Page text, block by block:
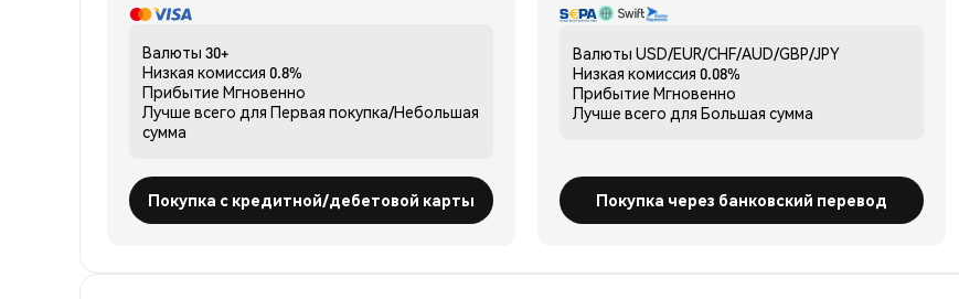
Валюты 30+
Низкая комиссия 0.8%
Прибытие Мгновенно
Лучше всего для Первая покупка/Небольшая
сумма
Покупка с кредитной/дебетовой карты
Валюты USD/EUR/CHF/AUD/GBP/JPY
Низкая комиссия 0.08%
Прибытие Мгновенно
Лучше всего для Большая сумма
Покупка через банковский перевод